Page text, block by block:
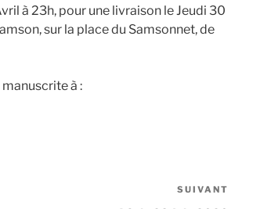
à 23h, pour une livraison le Jeudi 30
sur la place du Samsonnet, de
à :
SUIVANT